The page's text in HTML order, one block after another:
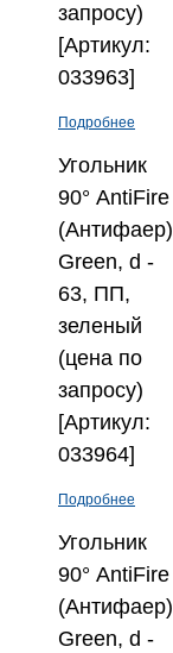
запросу)
[Артикул:
033963]
Подробнее
Угольник
90° AntiFire
(Антифаер)
Green, d -
63, ПП,
зеленый
(цена по
запросу)
[Артикул:
033964]
Подробнее
Угольник
90° AntiFire
(Антифаер)
Green, d -